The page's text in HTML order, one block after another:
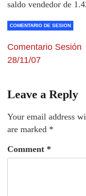
saldo vendedor de
COMENTARIO DE SESION
Comentario Sesión
28/11/07
Leave a Reply
Your email address
are marked *
Comment *